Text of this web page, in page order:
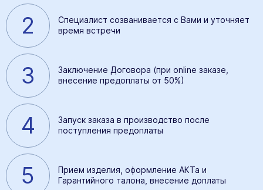
2
Специалист созванивается с Вами и уточняет
время встречи
3
Заключение Договора (при online заказе,
внесение предоплаты от 50%)
4
Запуск заказа в производство после
поступления предоплаты
5
Прием изделия, оформление АКТа и
Гарантийного талона, внесение доплаты